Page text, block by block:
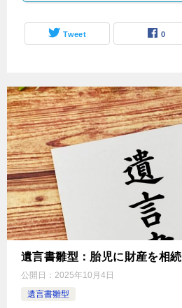
Tweet 0
遺言書雛型：胎児に財産を相
公開日： 2025年10月4日
遺言書雛型